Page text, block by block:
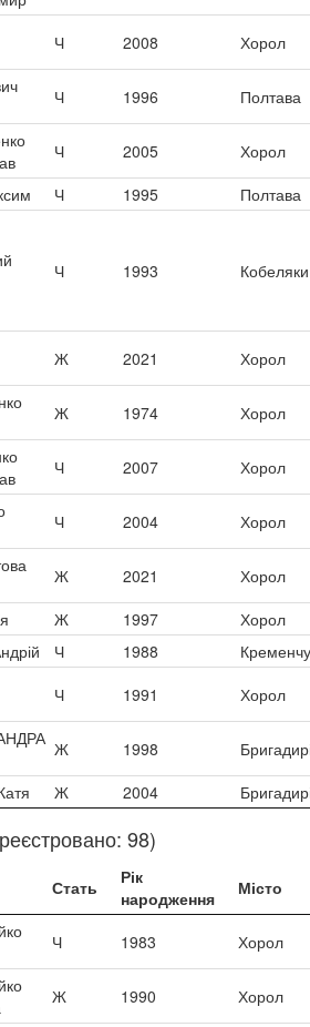
Ч 2008 Хорол
Ч 1996 Полтава
Ч 2005
Хорол
Ч 1995 Полтава
Ч 1993 Кобеляки
Ж 2021 Хорол
Ж 1974 Хорол
Ч 2007 Хорол
Ч 2004 Хорол
Ж 2021
Хорол
Ж 1997
Хорол
Ч 1988
Ч 1991 Хорол
Ж 1998
Ж 2004
98)
Стать
Рік
народження
Місто
Ч 1983 Хорол
Ж 1990 Хорол